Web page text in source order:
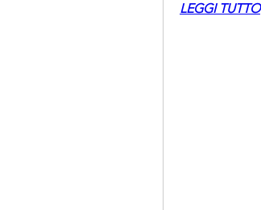
LEGGI TUTTO